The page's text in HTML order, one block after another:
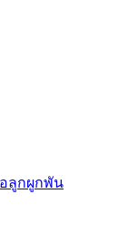
ลูกผูกพัน